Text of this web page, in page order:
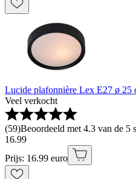
Lucide plafonnière Lex E27 ø 25
Veel verkocht
(59)Beoordeeld met 4.3 van de 5
16.99
Prijs: 16.99 euro